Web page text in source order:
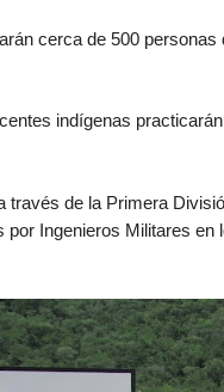
cerca de 500
indígenas
través de la Primera
por Ingenieros Militares